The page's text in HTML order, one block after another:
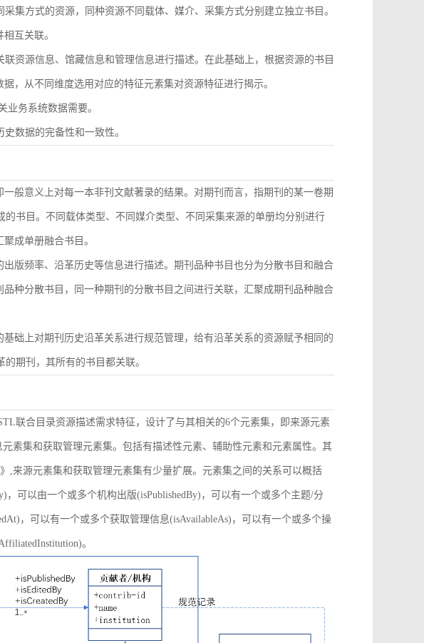
集方式的资源，同种资源不同载体、媒介、采集方式分别建立独立书目。
互关联。
资源信息、馆藏信息和管理信息进行描述。在此基础上，根据资源的书目
，从不同维度选用对应的特征元素集对资源特征进行揭示。
业务系统数据需要。
数据的完备性和一致性。
般意义上对每一本非刊文献著录的结果。对期刊而言，指期刊的某一卷期
书目。不同载体类型、不同媒介类型、不同采集来源的单册均分别进行
成单册融合书目。
版频率、沿革历史等信息进行描述。期刊品种书目也分为分散书目和融合
种分散书目，同一种期刊的分散书目之间进行关联，汇聚成期刊品种融合
础上对期刊历史沿革关系进行规范管理，给有沿革关系的资源赋予相同的
期刊，其所有的书目都关联。
联合目录资源描述需求特征，设计了与其相关的6个元素集，即来源元素
素集和获取管理元素集。包括有描述性元素、辅助性元素和元素属性。其
,来源元素集和获取管理元素集有少量扩展。元素集之间的关系可以概括
，可以由一个或多个机构出版(isPublishedBy)，可以有一个或多个主题/分
，可以有一个或多个获取管理信息(isAvailableAs)，可以有一个或多个操
。